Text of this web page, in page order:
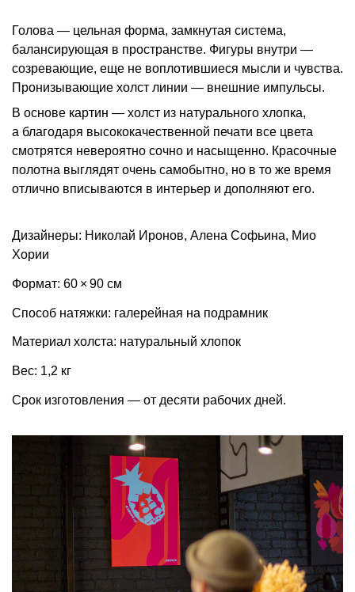
Голова — цельная форма, замкнутая система,
балансирующая в пространстве. Фигуры внутри —
созревающие, еще не воплотившиеся мысли и чувства.
Пронизывающие холст линии — внешние импульсы.
В основе картин — холст из натурального хлопка,
а благодаря высококачественной печати все цвета
смотрятся невероятно сочно и насыщенно. Красочные
полотна выглядят очень самобытно, но в то же время
отлично вписываются в интерьер и дополняют его.
Дизайнеры: Николай Иронов, Алена Софьина, Мио
Хории
Формат: 60 × 90 см
Способ натяжки: галерейная на подрамник
Материал холста: натуральный хлопок
Вес: 1,2 кг
Срок изготовления — от десяти рабочих дней.